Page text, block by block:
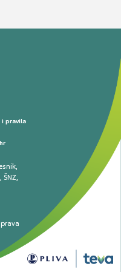
i pravila
,
, ŠNZ,
prava